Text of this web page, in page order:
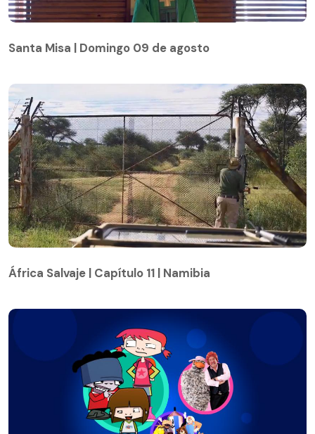
Santa Misa | Domingo 09 de agosto
África Salvaje | Capítulo 11 | Namibia